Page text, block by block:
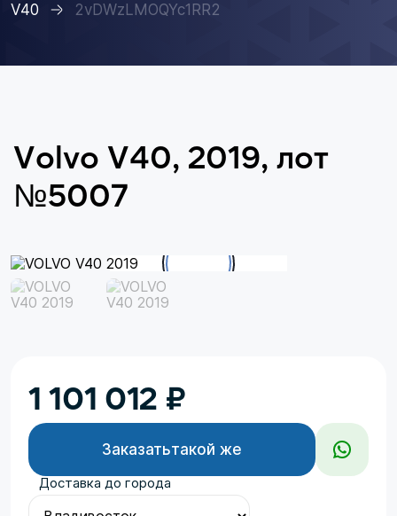
V40
2vDWzLMOQYc1RR2
Volvo V40, 2019, лот
№5007
1 101 012 ₽
Заказатьтакой же
Доставка до города